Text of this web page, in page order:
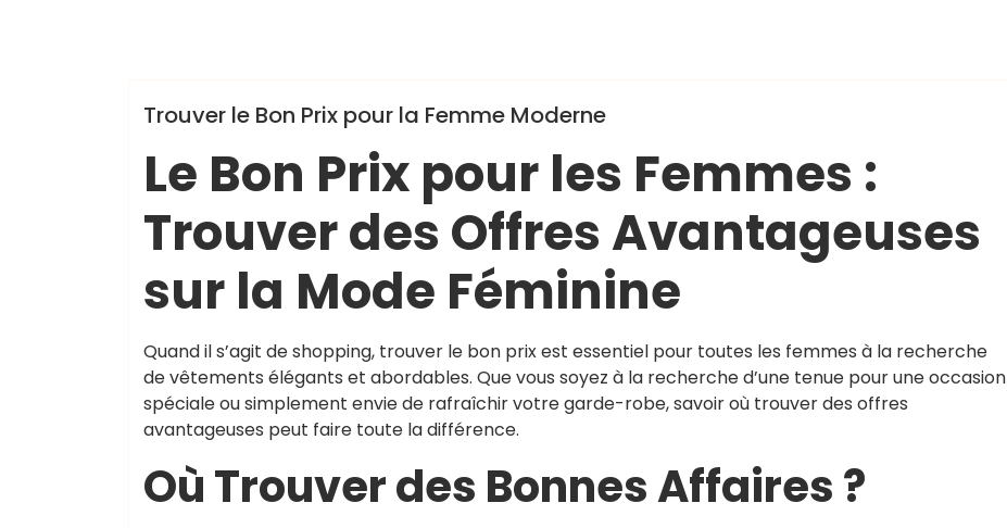
Uncategorized
Trouver le Bon Prix pour la Femme Moderne
Le Bon Prix pour les Femmes :
Trouver des Offres Avantageuses
sur la Mode Féminine
Quand il s’agit de shopping, trouver le bon prix est essentiel pour toutes les femmes à la recherche
de vêtements élégants et abordables. Que vous soyez à la recherche d’une tenue pour une occasion
spéciale ou simplement envie de rafraîchir votre garde-robe, savoir où trouver des offres
avantageuses peut faire toute la différence.
Où Trouver des Bonnes Affaires ?